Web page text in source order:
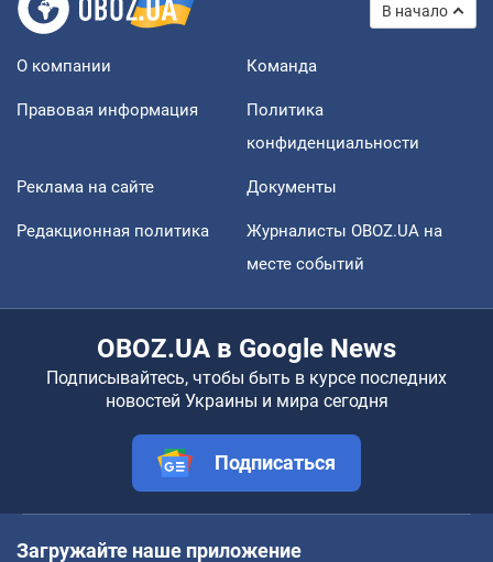
В начало
О компании Команда
Правовая информация
Политика
конфиденциальности
Реклама на сайте Документы
Редакционная политика
Журналисты OBOZ.UA на
месте событий
OBOZ.UA в Google News
Подписывайтесь, чтобы быть в курсе последних
новостей Украины и мира сегодня
Подписаться
Загружайте наше приложение